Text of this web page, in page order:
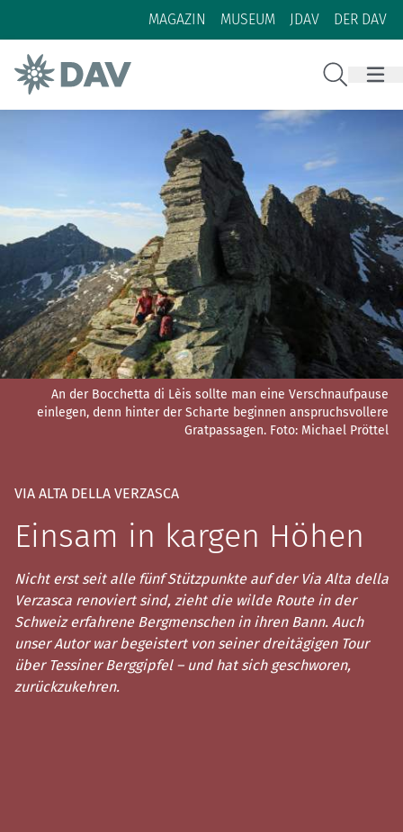
Zum Inhalt
Zur Footer-Navigation
MAGAZIN MUSEUM JDAV DER DAV
An der Bocchetta di Lèis sollte man eine Verschnaufpause
einlegen, denn hinter der Scharte beginnen anspruchsvollere
Gratpassagen. Foto: Michael Pröttel
VIA ALTA DELLA VERZASCA
Einsam in kargen Höhen
Nicht erst seit alle fünf Stützpunkte auf der Via Alta della
Verzasca renoviert sind, zieht die wilde Route in der
Schweiz erfahrene Bergmenschen in ihren Bann. Auch
unser Autor war begeistert von seiner dreitägigen Tour
über Tessiner Berggipfel – und hat sich geschworen,
zurückzukehren.